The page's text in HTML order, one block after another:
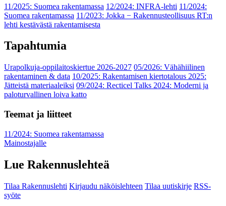
11/2025: Suomea rakentamassa 12/2024: INFRA-lehti 11/2024:
Suomea rakentamassa 11/2023: Jokka − Rakennusteollisuus RT:n
lehti kestävästä rakentamisesta
Tapahtumia
Urapolkuja-oppilaitoskiertue 2026-2027 05/2026: Vähähiilinen
rakentaminen & data 10/2025: Rakentamisen kiertotalous 2025:
Jätteistä materiaaleiksi 09/2024: Recticel Talks 2024: Moderni ja
paloturvallinen loiva katto
Teemat ja liitteet
11/2024: Suomea rakentamassa
Mainostajalle
Lue Rakennuslehteä
Tilaa Rakennuslehti Kirjaudu näköislehteen Tilaa uutiskirje RSS-
syöte